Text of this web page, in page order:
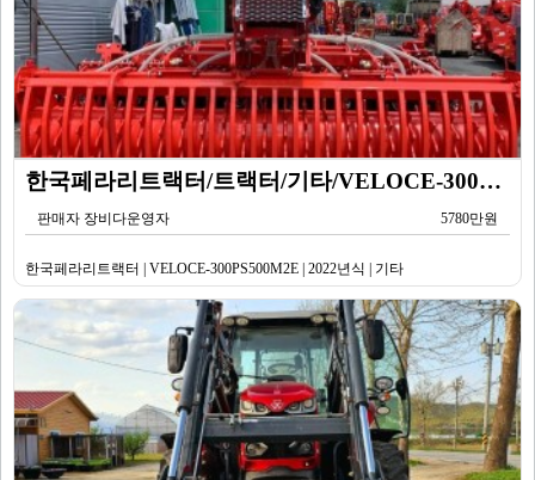
한국페라리트랙터/트랙터/기타/VELOCE-300PS500M2E/2022년식
판매자 장비다운영자 5780만원
한국페라리트랙터 | VELOCE-300PS500M2E | 2022년식 | 기타